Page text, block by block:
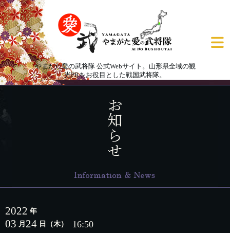
やまがた愛の武将隊 公式Webサイト。山形県全域の観
光PRをお役目とした戦国武将隊。
2022 年
03 月 24 日 （木） 16:50